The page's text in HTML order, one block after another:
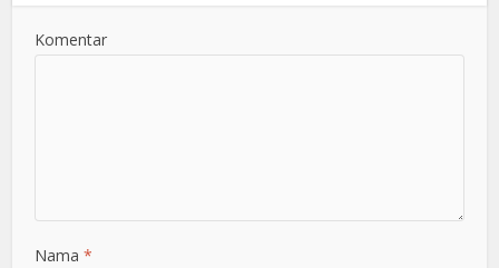
Komentar
Nama*